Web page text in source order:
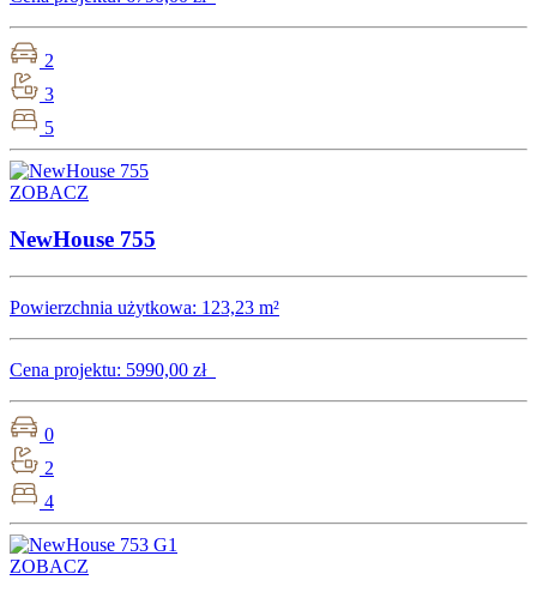
2
3
5
ZOBACZ
NewHouse 755
Powierzchnia użytkowa: 123,23 m²
Cena projektu: 5990,00 zł
0
2
4
ZOBACZ